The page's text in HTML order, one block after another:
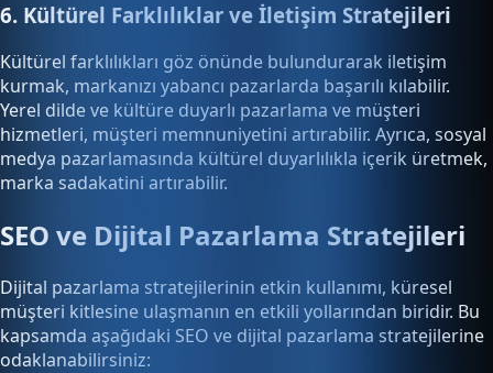
6. Kültürel Farklılıklar ve İletişim Stratejileri
Kültürel farklılıkları göz önünde bulundurarak iletişim
kurmak, markanızı yabancı pazarlarda başarılı kılabilir.
Yerel dilde ve kültüre duyarlı pazarlama ve müşteri
hizmetleri, müşteri memnuniyetini artırabilir. Ayrıca, sosyal
medya pazarlamasında kültürel duyarlılıkla içerik üretmek,
marka sadakatini artırabilir.
SEO ve Dijital Pazarlama Stratejileri
Dijital pazarlama stratejilerinin etkin kullanımı, küresel
müşteri kitlesine ulaşmanın en etkili yollarından biridir. Bu
kapsamda aşağıdaki SEO ve dijital pazarlama stratejilerine
odaklanabilirsiniz: